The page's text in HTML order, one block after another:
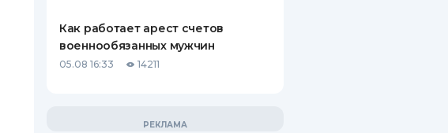
Как работает арест счетов
военнообязанных мужчин
05.08 16:33 14211